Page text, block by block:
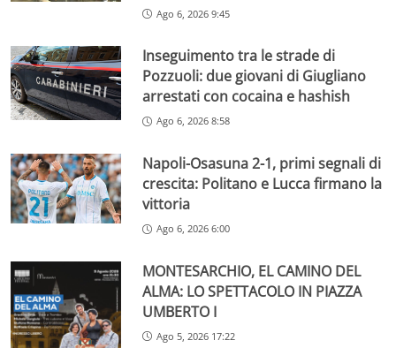
Ago 6, 2026 9:45
Inseguimento tra le strade di
Pozzuoli: due giovani di Giugliano
arrestati con cocaina e hashish
Ago 6, 2026 8:58
Napoli-Osasuna 2-1, primi segnali di
crescita: Politano e Lucca firmano la
vittoria
Ago 6, 2026 6:00
MONTESARCHIO, EL CAMINO DEL
ALMA: LO SPETTACOLO IN PIAZZA
UMBERTO I
Ago 5, 2026 17:22